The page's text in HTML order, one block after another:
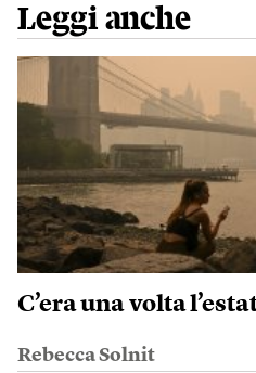
Leggi anche
C’era una volta
Rebecca Solnit